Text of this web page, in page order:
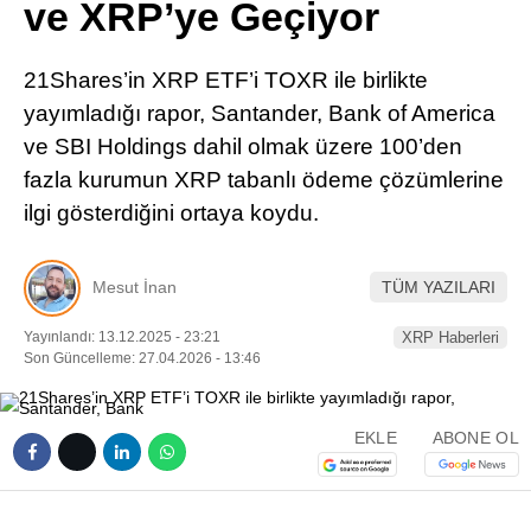
LinkedIn
Telegram
ve XRP’ye Geçiyor
21Shares’in XRP ETF’i TOXR ile birlikte
yayımladığı rapor, Santander, Bank of America
ve SBI Holdings dahil olmak üzere 100’den
fazla kurumun XRP tabanlı ödeme çözümlerine
ilgi gösterdiğini ortaya koydu.
Mesut İnan TÜM YAZILARI
Yayınlandı: 13.12.2025 - 23:21
Son Güncelleme: 27.04.2026 - 13:46
XRP Haberleri
EKLE ABONE OL